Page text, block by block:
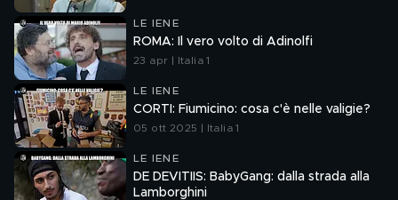
LE IENE
ROMA: Il vero volto di Adinolfi
23 apr | Italia 1
LE IENE
CORTI: Fiumicino: cosa c'è nelle valigie?
05 ott 2025 | Italia 1
LE IENE
DE DEVITIIS: BabyGang: dalla strada alla
Lamborghini